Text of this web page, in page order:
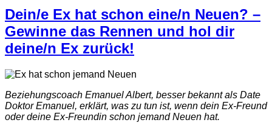
Dein/e Ex hat schon eine/n Neuen? –
Gewinne das Rennen und hol dir
deine/n Ex zurück!
Beziehungscoach Emanuel Albert, besser bekannt als Date
Doktor Emanuel, erklärt, was zu tun ist, wenn dein Ex-Freund
oder deine Ex-Freundin schon jemand Neuen hat.